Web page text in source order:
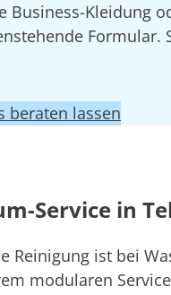
Business-Kleidung
Formular.
beraten lassen
Service in
Reinigung ist bei
modularen